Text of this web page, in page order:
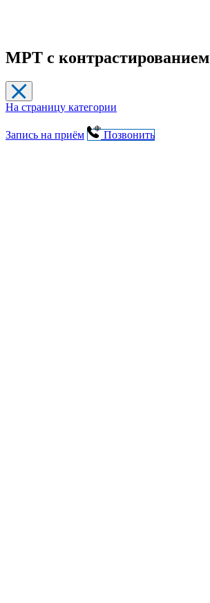
МРТ с контрастированием
На страницу категории
Запись на приём Позвонить